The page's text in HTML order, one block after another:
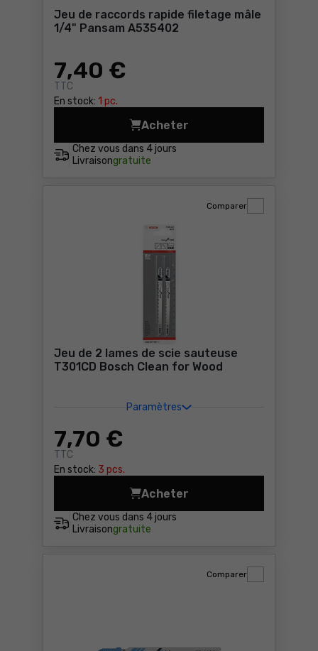
Jeu de raccords rapide filetage mâle
1/4" Pansam A535402
7,40 €
TTC
En stock: 1 pc.
Chez vous dans 4 jours
Livraisongratuite
Acheter
Jeu de raccords rapide
Jeu de 2 lames de scie sauteuse
T301CD Bosch Clean for Wood
Paramètres
7,70 €
TTC
En stock: 3 pcs.
Comparer
Chez vous dans 4 jours
Livraisongratuite
Acheter
Jeu de 2 lames de scie
Comparer